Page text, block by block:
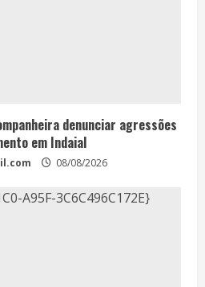
denunciar agressões
em Indaial
08/08/2026